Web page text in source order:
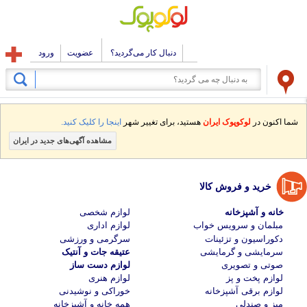
دنبال کار می‌گردید؟ عضویت ورود
شما اکنون در لوکوپوک ایران هستید، برای تغییر شهر اینجا را کلیک کنید.
مشاهده آگهی‌های جدید در ایران
خرید و فروش کالا
خانه و آشپزخانه
مبلمان و سرویس خواب
دکوراسیون و تزئینات
سرمایشی و گرمایشی
صوتی و تصویری
لوازم پخت و پز
لوازم برقی آشپزخانه
میز و صندلی
لوازم شخصی
لوازم اداری
سرگرمی و ورزشی
عتیقه جات و آنتیک
لوازم دست ساز
لوازم هنری
خوراکی و نوشیدنی
همه خانه و آشپزخانه